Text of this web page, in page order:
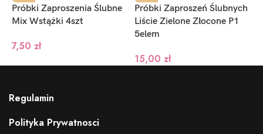
Próbki Zaproszenia Ślubne
Mix Wstążki 4szt
7,50 zł
Próbki Zaproszeń Ślubnych
Liście Zielone Złocone P1
5elem
15,00 zł
Regulamin
Polityka Prywatnosci